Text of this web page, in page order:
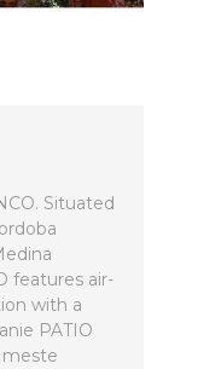
Situated
features air-
with a
PATIO
meste